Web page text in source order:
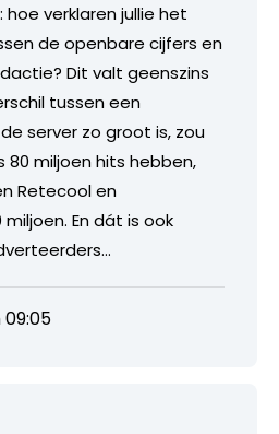
hoe verklaren jullie het
de openbare cijfers en
Dit valt geenszins
tussen een
server zo groot is, zou
80 miljoen hits hebben,
Retecool en
En dát is ook